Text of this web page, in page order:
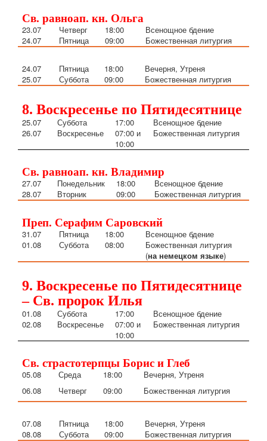
Св. равноап. кн. Ольга
23.07 Четверг 18:00
Всенощное бдение
24.07
Пятница 09:00 Божественная литургия
24.07 Пятница 18:00
Вечерня, Утреня
25.07
Суббота 09:00 Божественная литургия
8. Воскресенье по Пятидесятнице
25.07 Суббота 17:00
Всенощное бдение
26.07
Воскресенье
07:00 и
10:00
Божественная литургия
Св. равноап. кн. Владимир
27.07 Понедельник 18:00
Всенощное бдение
28.07
Вторник 09:00 Божественная литургия
Преп. Серафим Саровский
31.07 Пятница 18:00
Всенощное бдение
01.08
Суббота 08:00
Божественная литургия
(на немецком языке)
9. Воскресенье по Пятидесятнице
– Св. пророк Илья
01.08 Суббота 17:00
Всенощное бдение
02.08
Воскресенье
07:00 и
10:00
Божественная литургия
Св. страстотерпцы Борис и Глеб
05.08 Среда 18:00
Вечерня, Утреня
06.08
Четверг 09:00 Божественная литургия
07.08 Пятница 18:00
Вечерня, Утреня
08.08
Суббота 09:00 Божественная литургия